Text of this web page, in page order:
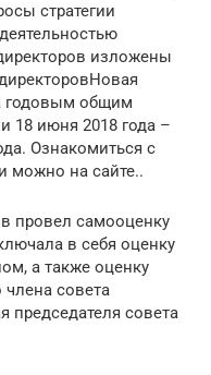
стратегии
изложены
годовым общим
18 июня 2018 года –
Ознакомиться с
можно на сайте..
провел самооценку
в себя оценку
а также оценку
совета
председателя совета